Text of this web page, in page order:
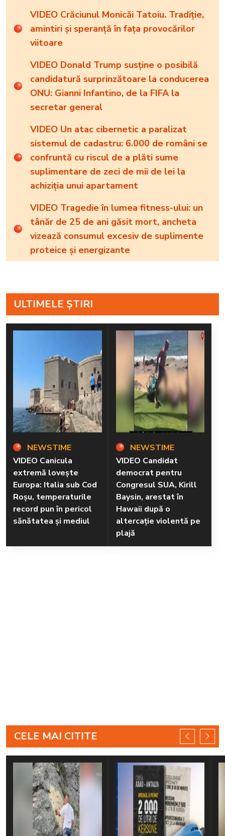
VIDEO Crăciunul Monicăi Tatoiu. Tradiție,
amintiri și speranță în fața provocărilor
viitoare
VIDEO Donald Trump susține o posibilă
candidatură surprinzătoare la conducerea
ONU: Gianni Infantino, de la FIFA la
secretar general
VIDEO Un atac cibernetic a paralizat
sistemul de cadastru: 6.000 de români se
confruntă cu riscul de a plăti sume
suplimentare de zeci de mii de lei la
achiziția unui apartament
VIDEO Tragedie în lumea fitness-ului: un
tânăr de 25 de ani găsit mort, ancheta
vizează consumul excesiv de suplimente
proteice și energizante
ULTIMELE ȘTIRI
NEWSTIME
VIDEO Canicula
extremă lovește
Europa: Italia sub Cod
Roșu, temperaturile
record pun în pericol
sănătatea și mediul
NEWSTIME
VIDEO Candidat
democrat pentru
Congresul SUA, Kirill
Baysin, arestat în
Hawaii după o
altercație violentă pe
plajă
CELE MAI CITITE